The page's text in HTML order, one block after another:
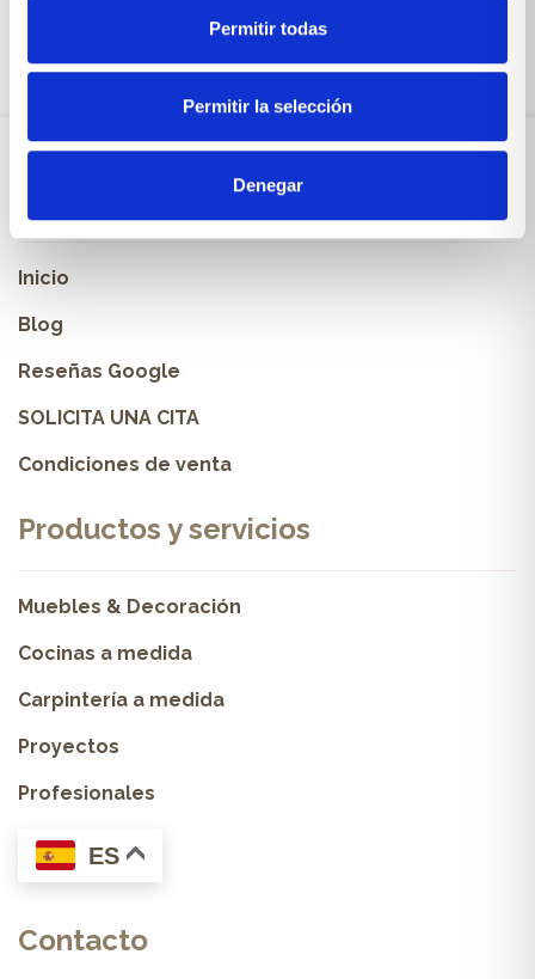
Permitir todas
Permitir la selección
Denegar
Inicio
Blog
Reseñas Google
SOLICITA UNA CITA
Condiciones de venta
Productos y servicios
Muebles & Decoración
Cocinas a medida
Carpintería a medida
Proyectos
Profesionales
ES
Contacto